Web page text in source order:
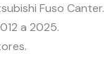
Fuso Canter.
a 2025.